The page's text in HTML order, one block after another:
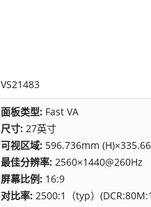
VS21483
面板类型: Fast VA
尺寸: 27英寸
可视区域: 596.736mm
最佳分辨率: 2560×1440@260Hz
屏幕比例: 16:9
对比率: 2500:1（typ）